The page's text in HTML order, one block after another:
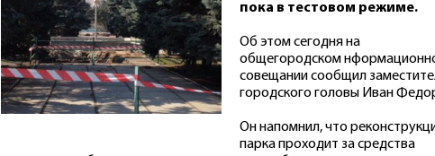
пока в тестовом режиме.
Об этом сегодня на
общегородском
совещании сообщил
городского головы Иван
Он напомнил, что
парка проходит за средства